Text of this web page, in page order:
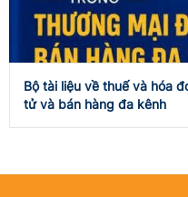
Bộ tài liệu về thuế và hóa
tử và bán hàng đa kênh